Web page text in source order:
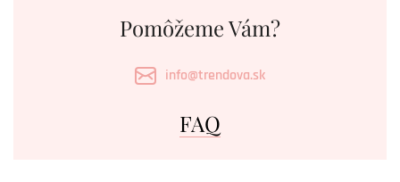
Pomôžeme Vám?
info@trendova.sk
FAQ